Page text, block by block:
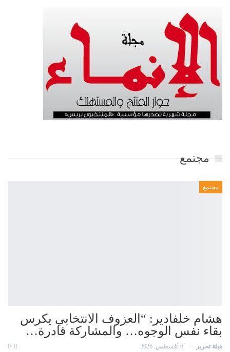
مجتمع
مجتمع
هشام خلفادير: “العزوف الانتخابي يكرس
بقاء نفس الوجوه… والمشاركة قادرة…
هيئة تحرير 6 أغسطس, 2026